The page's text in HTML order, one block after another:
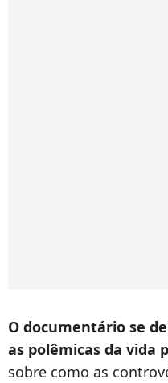
O documentário se
as polêmicas da vida
sobre como as